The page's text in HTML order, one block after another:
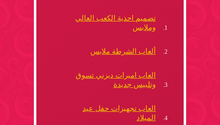
تصميم احذية الكعب العالي
وملابس
ألعاب الشرطة ملابس
العاب اميرات ديزني تسوق
وتلبيس جديدة
العاب تجهيزات حفل عيد
الميلاد